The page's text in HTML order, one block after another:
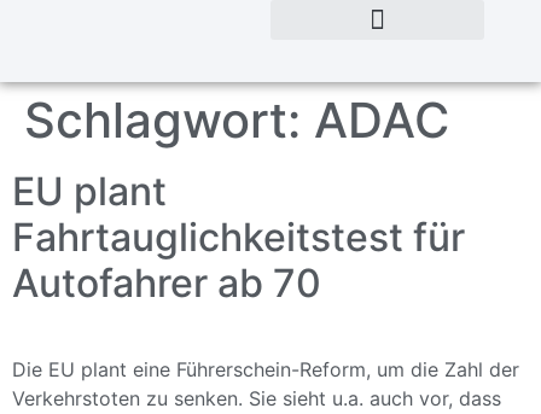
Schlagwort: ADAC
EU plant
Fahrtauglichkeitstest für
Autofahrer ab 70
Die EU plant eine Führerschein-Reform, um die Zahl der
Verkehrstoten zu senken. Sie sieht u.a. auch vor, dass